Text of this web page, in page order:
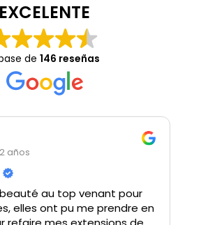
EXCELENTE
de146 reseñas
años
au top venant pour
elles ont pu me prendre en